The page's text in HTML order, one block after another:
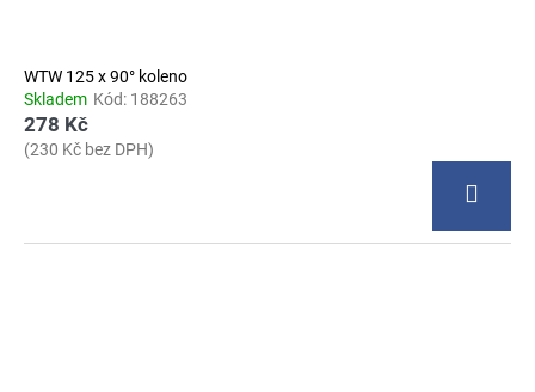
WTW 125 x 90° koleno
Skladem Kód: 188263
278 Kč
(230 Kč bez DPH)